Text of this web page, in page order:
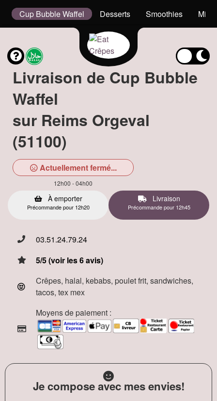
Cup Bubble Waffel Desserts Smoothies
Livraison de Cup Bubble
Waffel
sur Reims Orgeval
(51100)
Actuellement fermé...
12h00 - 04h00
À emporter
Précommande pour 12h20
Livraison
Précommande pour 12h45
03.51.24.79.24
5/5 (voir les 6 avis)
Crêpes, halal, kebabs, poulet frit, sandwiches,
tacos, tex mex
Moyens de paiement :
Je compose avec mes envies!